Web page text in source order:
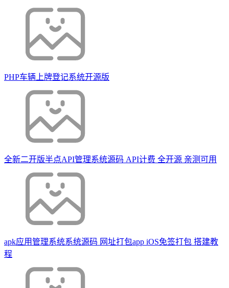
PHP车辆上牌登记系统开源版
全新二开版半点API管理系统源码 API计费 全开源 亲测可用
apk应用管理系统系统源码 网址打包app iOS免签打包 搭建教
程